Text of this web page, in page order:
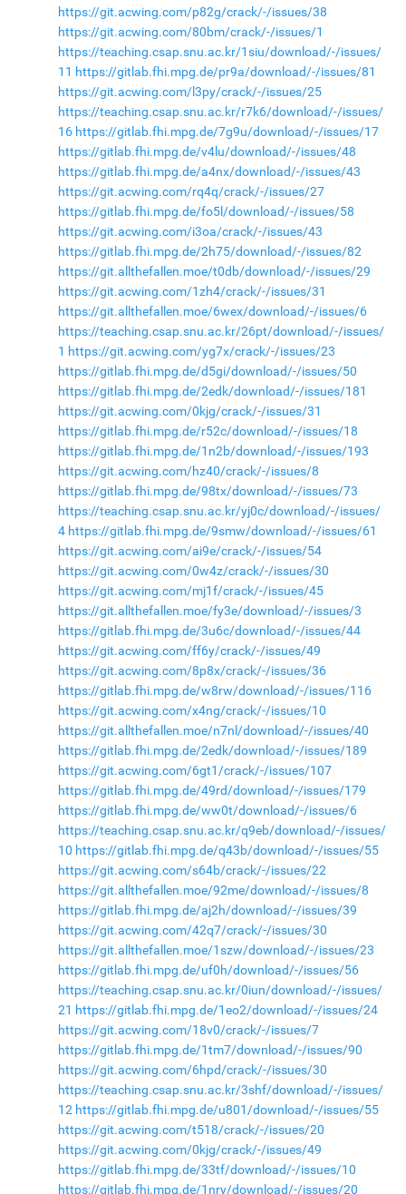
https://git.acwing.com/p82g/crack/-/issues/38
https://git.acwing.com/80bm/crack/-/issues/1
https://teaching.csap.snu.ac.kr/1siu/download/-/issues/
11 https://gitlab.fhi.mpg.de/pr9a/download/-/issues/81
https://git.acwing.com/l3py/crack/-/issues/25
https://teaching.csap.snu.ac.kr/r7k6/download/-/issues/
16 https://gitlab.fhi.mpg.de/7g9u/download/-/issues/17
https://gitlab.fhi.mpg.de/v4lu/download/-/issues/48
https://gitlab.fhi.mpg.de/a4nx/download/-/issues/43
https://git.acwing.com/rq4q/crack/-/issues/27
https://gitlab.fhi.mpg.de/fo5l/download/-/issues/58
https://git.acwing.com/i3oa/crack/-/issues/43
https://gitlab.fhi.mpg.de/2h75/download/-/issues/82
https://git.allthefallen.moe/t0db/download/-/issues/29
https://git.acwing.com/1zh4/crack/-/issues/31
https://git.allthefallen.moe/6wex/download/-/issues/6
https://teaching.csap.snu.ac.kr/26pt/download/-/issues/
1 https://git.acwing.com/yg7x/crack/-/issues/23
https://gitlab.fhi.mpg.de/d5gi/download/-/issues/50
https://gitlab.fhi.mpg.de/2edk/download/-/issues/181
https://git.acwing.com/0kjg/crack/-/issues/31
https://gitlab.fhi.mpg.de/r52c/download/-/issues/18
https://gitlab.fhi.mpg.de/1n2b/download/-/issues/193
https://git.acwing.com/hz40/crack/-/issues/8
https://gitlab.fhi.mpg.de/98tx/download/-/issues/73
https://teaching.csap.snu.ac.kr/yj0c/download/-/issues/
4 https://gitlab.fhi.mpg.de/9smw/download/-/issues/61
https://git.acwing.com/ai9e/crack/-/issues/54
https://git.acwing.com/0w4z/crack/-/issues/30
https://git.acwing.com/mj1f/crack/-/issues/45
https://git.allthefallen.moe/fy3e/download/-/issues/3
https://gitlab.fhi.mpg.de/3u6c/download/-/issues/44
https://git.acwing.com/ff6y/crack/-/issues/49
https://git.acwing.com/8p8x/crack/-/issues/36
https://gitlab.fhi.mpg.de/w8rw/download/-/issues/116
https://git.acwing.com/x4ng/crack/-/issues/10
https://git.allthefallen.moe/n7nl/download/-/issues/40
https://gitlab.fhi.mpg.de/2edk/download/-/issues/189
https://git.acwing.com/6gt1/crack/-/issues/107
https://gitlab.fhi.mpg.de/49rd/download/-/issues/179
https://gitlab.fhi.mpg.de/ww0t/download/-/issues/6
https://teaching.csap.snu.ac.kr/q9eb/download/-/issues/
10 https://gitlab.fhi.mpg.de/q43b/download/-/issues/55
https://git.acwing.com/s64b/crack/-/issues/22
https://git.allthefallen.moe/92me/download/-/issues/8
https://gitlab.fhi.mpg.de/aj2h/download/-/issues/39
https://git.acwing.com/42q7/crack/-/issues/30
https://git.allthefallen.moe/1szw/download/-/issues/23
https://gitlab.fhi.mpg.de/uf0h/download/-/issues/56
https://teaching.csap.snu.ac.kr/0iun/download/-/issues/
21 https://gitlab.fhi.mpg.de/1eo2/download/-/issues/24
https://git.acwing.com/18v0/crack/-/issues/7
https://gitlab.fhi.mpg.de/1tm7/download/-/issues/90
https://git.acwing.com/6hpd/crack/-/issues/30
https://teaching.csap.snu.ac.kr/3shf/download/-/issues/
12 https://gitlab.fhi.mpg.de/u801/download/-/issues/55
https://git.acwing.com/t518/crack/-/issues/20
https://git.acwing.com/0kjg/crack/-/issues/49
https://gitlab.fhi.mpg.de/33tf/download/-/issues/10
https://gitlab.fhi.mpg.de/1nry/download/-/issues/20